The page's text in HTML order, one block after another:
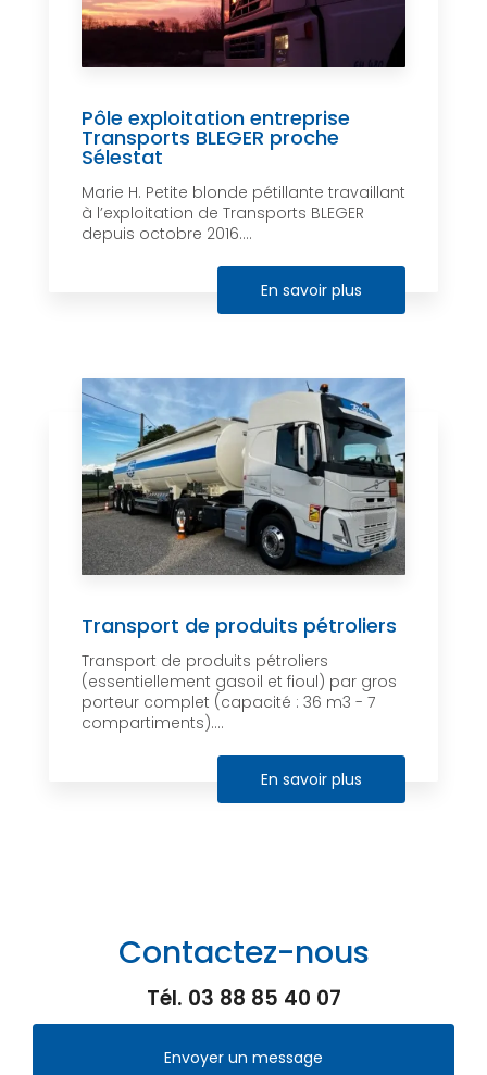
Pôle exploitation entreprise
Transports BLEGER proche
Sélestat
Marie H. Petite blonde pétillante travaillant
à l’exploitation de Transports BLEGER
depuis octobre 2016....
En savoir plus
Transport de produits pétroliers
Transport de produits pétroliers
(essentiellement gasoil et fioul) par gros
porteur complet (capacité : 36 m3 - 7
compartiments)....
En savoir plus
Contactez-nous
Tél. 03 88 85 40 07
Envoyer un message